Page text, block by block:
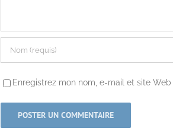
Enregistrez mon nom, e-mail et site